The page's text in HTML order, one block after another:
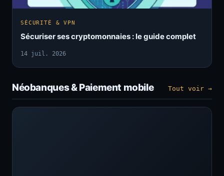
SÉCURITÉ & VPN
Sécuriser ses cryptomonnaies : le guide complet
14 juil. 2026
Néobanques & Paiement mobile Tout voir →